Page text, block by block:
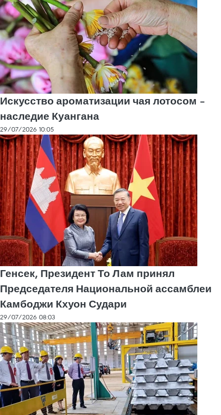
Искусство ароматизации чая лотосом –
наследие Куангана
29/07/2026 10:05
Генсек, Президент То Лам принял
Председателя Национальной ассамблеи
Камбоджи Кхуон Судари
29/07/2026 08:03